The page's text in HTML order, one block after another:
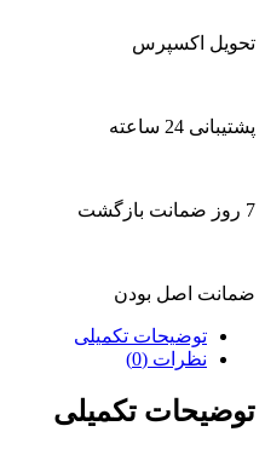
تحویل اکسپرس
پشتیبانی 24 ساعته
7 روز ضمانت بازگشت
ضمانت اصل بودن
توضیحات تکمیلی
نظرات (0)
توضیحات تکمیلی